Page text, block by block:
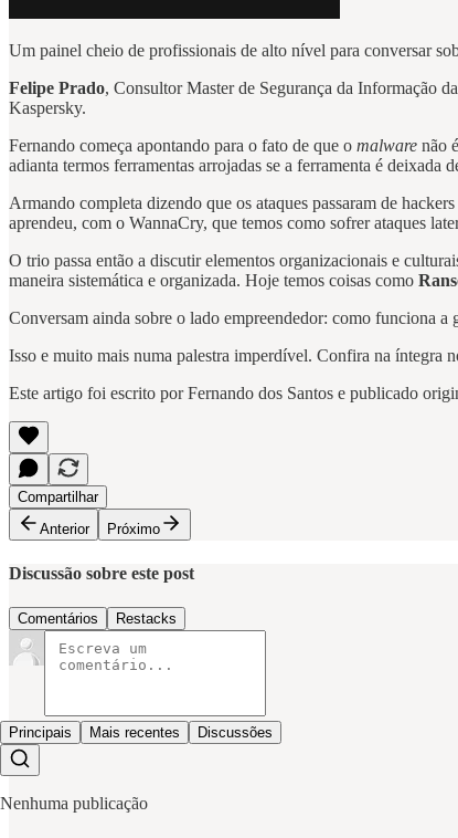
Um painel cheio de profissionais de alto nível para conversar
Felipe Prado, Consultor Master de Segurança da Informação
Kaspersky.
Fernando começa apontando para o fato de que o malware não
adianta termos ferramentas arrojadas se a ferramenta é deixada
Armando completa dizendo que os ataques passaram de
aprendeu, com o WannaCry, que temos como sofrer ataques
O trio passa então a discutir elementos organizacionais e
maneira sistemática e organizada. Hoje temos coisas como
Conversam ainda sobre o lado empreendedor: como funciona
Isso e muito mais numa palestra imperdível. Confira na íntegra
Este artigo foi escrito por Fernando dos Santos e publicado
Compartilhar
Anterior
Próximo
Discussão sobre este post
Comentários Restacks
Principais Mais recentes Discussões
Nenhuma publicação